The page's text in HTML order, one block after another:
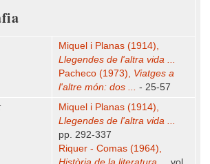
Miquel i Planas (1914),
Llegendes de l'altra vida ...
Pacheco (1973), Viatges a
l'altre món: dos ... - 25-57
Miquel i Planas (1914),
Llegendes de l'altra vida ...
pp. 292-337
Riquer - Comas (1964),